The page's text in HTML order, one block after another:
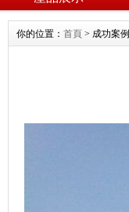
你的位置： 首頁 > 成功案例